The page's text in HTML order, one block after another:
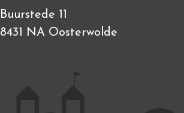
Buurstede 11
8431 NA Oosterwolde